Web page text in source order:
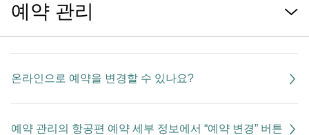
예약 관리
온라인으로 예약을 변경할 수 있나요?
예약 관리의 항공편 예약 세부 정보에서 “예약 변경” 버튼